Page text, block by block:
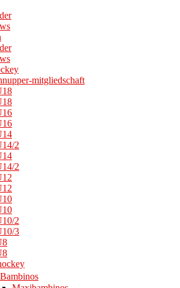
mitgliedschaft
2
2
2
3